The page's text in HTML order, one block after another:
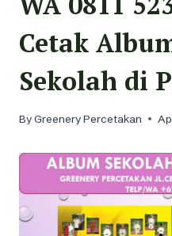
Cetak
Sekolah di
ByGreenery Percetakan